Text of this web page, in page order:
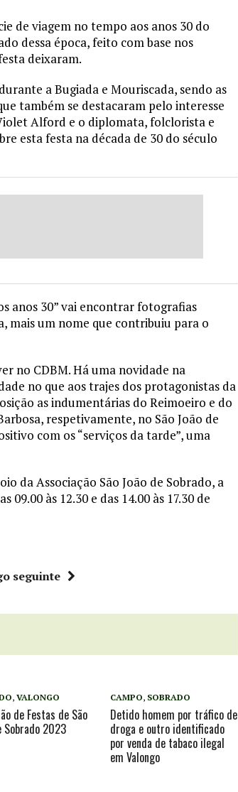
de viagem no tempo aos anos 30 do
dessa época, feito com base nos
deixaram.
a Bugiada e Mouriscada, sendo as
também se destacaram pelo interesse
Alford e o diplomata, folclorista e
esta festa na década de 30 do século
anos 30” vai encontrar fotografias
mais um nome que contribuiu para o
no CDBM. Há uma novidade na
no que aos trajes dos protagonistas da
as indumentárias do Reimoeiro e do
respetivamente, no São João de
com os “serviços da tarde”, uma
da Associação São João de Sobrado, a
às 12.30 e das 14.00 às 17.30 de
seguinte
,VALONGO
de Festas de São
Sobrado 2023
CAMPO, SOBRADO
Detido homem por tráfico de
droga e outro identificado
por venda de tabaco ilegal
em Valongo